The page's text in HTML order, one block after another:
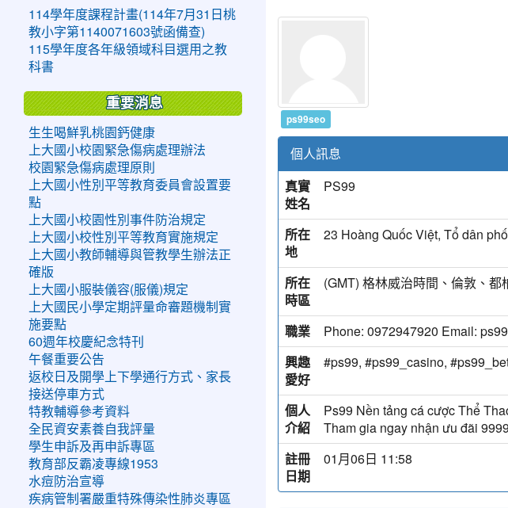
ps99seo
個人訊息
真實
姓名
PS99
所在
地
23 Hoàng Quốc Việt, Tổ dân
所在
時區
(GMT) 格林威治時間、倫敦、
職業
Phone: 0972947920 Email:
興趣
愛好
#ps99, #ps99_casino,
個人
介紹
Ps99 Nền tảng cá cược Thể
Tham gia ngay nhận ưu đãi
註冊
日期
01月06日 11:58
114學年度課程計畫(114年7月31日桃
教小字第1140071603號函備查)
115學年度各年級領域科目選用之教
科書
重要消息
生生喝鮮乳桃園鈣健康
上大國小校園緊急傷病處理辦法
校園緊急傷病處理原則
上大國小性別平等教育委員會設置要
點
上大國小校園性別事件防治規定
上大國小校性別平等教育實施規定
上大國小教師輔導與管教學生辦法正
確版
上大國小服裝儀容(服儀)規定
上大國民小學定期評量命審題機制實
施要點
60週年校慶紀念特刊
午餐重要公告
返校日及開學上下學通行方式、家長
接送停車方式
特教輔導參考資料
全民資安素養自我評量
學生申訴及再申訴專區
教育部反霸凌專線1953
水痘防治宣導
疾病管制署嚴重特殊傳染性肺炎專區